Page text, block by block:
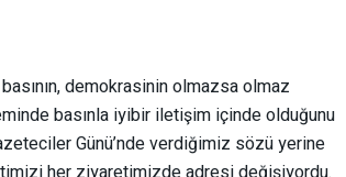
demokrasinin olmazsa olmaz
basınla iyibir iletişim içinde olduğunu
Günü’nde verdiğimiz sözü yerine